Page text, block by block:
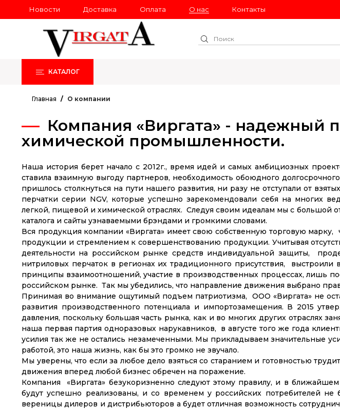
Новости Доставка Оплата О нас Контакты
КАТАЛОГ
Главная О компании
Компания «Виргата» - надежный
химической промышленности.
Наша история берет начало с 2012г., время идей и самых амбициозных
ставила взаимную выгоду партнеров, необходимость обоюдного
пришлось столкнуться на пути нашего развития, ни разу не отступали от
перчатки серии NGV, которые успешно зарекомендовали себя на многих
легкой, пищевой и химической отраслях. Следуя своим идеалам мы с большой
каталога и сайты узнаваемыми брэндами и громкими словами.
Вся продукция компании «Виргата» имеет свою собственную торговую марку,
продукции и стремлением к совершенствованию продукции. Учитывая
деятельности на российском рынке средств индивидуальной защиты,
нитриловых перчаток в регионах их традиционного присутствия, выстроили
принципы взаимоотношений, участие в производственных процессах, лишь
российском рынке. Так мы убедились, что направление движения выбрано
Принимая во внимание ощутимый подъем патриотизма, ООО «Виргата» не
развития производственного потенциала и импортозамещения. В 2015
давления, поскольку большая часть рынка, как и во многих других отраслях
наша первая партия одноразовых нарукавников, в августе того же года
усилия так же не остались незамеченными. Мы прикладываем значительные
работой, это наша жизнь, как бы это громко не звучало.
Мы уверены, что если за любое дело взяться со старанием и готовностью
движения вперед любой бизнес обречен на поражение.
Компания «Виргата» безукоризненно следуют этому правилу, и в
будут успешно реализованы, и со временем у российских потребителей
вереницы дилеров и дистрибьюторов а будет отличная возможность